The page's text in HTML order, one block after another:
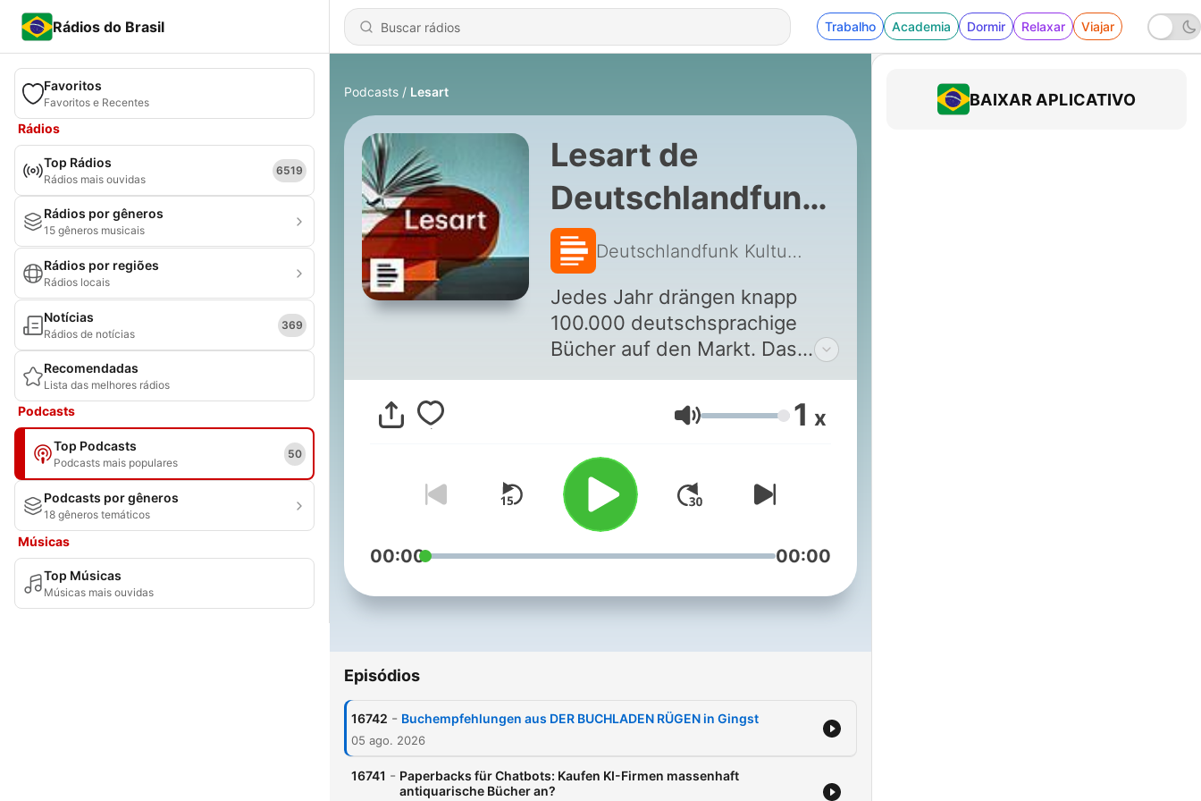
Rádios do Brasil Trabalho Academia Dormir Relaxar Viajar
Favoritos
Favoritos e Recentes
Rádios
Top Rádios
Rádios mais ouvidas
6519
Rádios por gêneros
15 gêneros musicais
Rádios por regiões
Rádios locais
Notícias
Rádios de notícias
369
Recomendadas
Lista das melhores rádios
Podcasts
Top Podcasts
Podcasts mais populares
50
Podcasts por gêneros
18 gêneros temáticos
Músicas
Top Músicas
Músicas mais ouvidas
Podcasts Lesart
Lesart de
Deutschlandfunk
Kultur
Deutschlandfunk Kultur
Jedes Jahr drängen knapp
100.000 deutschsprachige
Bücher auf den Markt. Das
"Lesart"-Team lässt sich von
Neuerscheinungen nicht
überrollen, sondern reitet die
Welle: Romane, Sachbücher
oder Kinderbücher, Comics,
Klassiker und Kochbücher. Wir
wählen aus. Und wir sprechen
Volume 1 x
00:00 00:00
Episódios
16742 - Buchempfehlungen aus DER BUCHLADEN RÜGEN in Gingst
05 ago. 2026
16741 - Paperbacks für Chatbots: Kaufen KI-Firmen massenhaft
antiquarische Bücher an?
BAIXAR APLICATIVO